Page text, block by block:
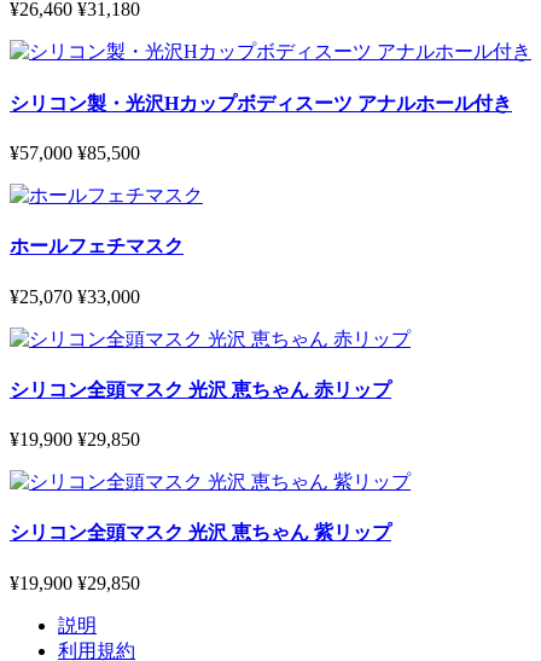
¥26,460 ¥31,180
シリコン製・光沢Hカップボディスーツ アナルホール付き
¥57,000 ¥85,500
ホールフェチマスク
¥25,070 ¥33,000
シリコン全頭マスク 光沢 恵ちゃん 赤リップ
¥19,900 ¥29,850
シリコン全頭マスク 光沢 恵ちゃん 紫リップ
¥19,900 ¥29,850
説明
利用規約